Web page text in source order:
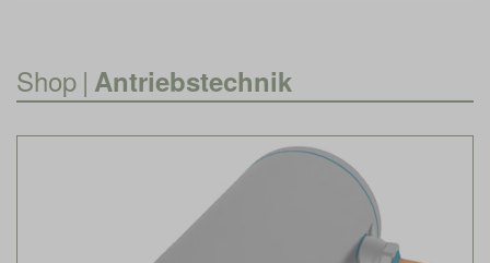
Shop | Antriebstechnik